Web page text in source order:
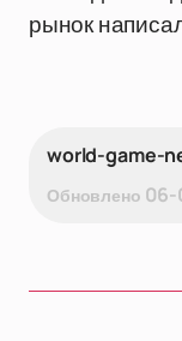
рынок
world-game-
Обновлено